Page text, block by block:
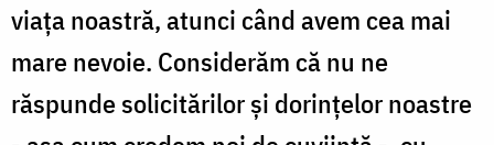
viața noastră, atunci când avem cea mai
mare nevoie. Considerăm că nu ne
răspunde solicitărilor și dorințelor noastre